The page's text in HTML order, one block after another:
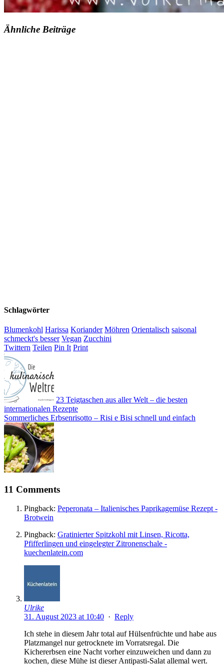
Ähnliche Beiträge
Schlagwörter
Blumenkohl Harissa Koriander Möhren Orientalisch saisonal
schmeckt's besser Vegan Zucchini
Twittern Teilen Pin It Print
23 Teigtaschen aus aller Welt – die besten
internationalen Rezepte
Sommerliches Erbsenrisotto – Risi e Bisi schnell und einfach
11 Comments
Pingback: Peperonata – Italienisches Paprikagemüse Rezept -
Brotwein
Pingback: Gratinierter Spitzkohl mit Linsen, Ricotta,
Pfifferlingen und eingelegter Zitronenschale -
kuechenlatein.com
Ulrike
31. August 2023 at 10:40 · Reply
Ich stehe in diesem Jahr total auf Hülsenfrüchte und habe aus
Platzmangel nur getrocknete im Vorratsregal. Die
Kichererbsen eine Nacht vorher einzuweichen und dann zu
kochen, diese Mühe ist dieser Antipasti-Salat allemal wert.